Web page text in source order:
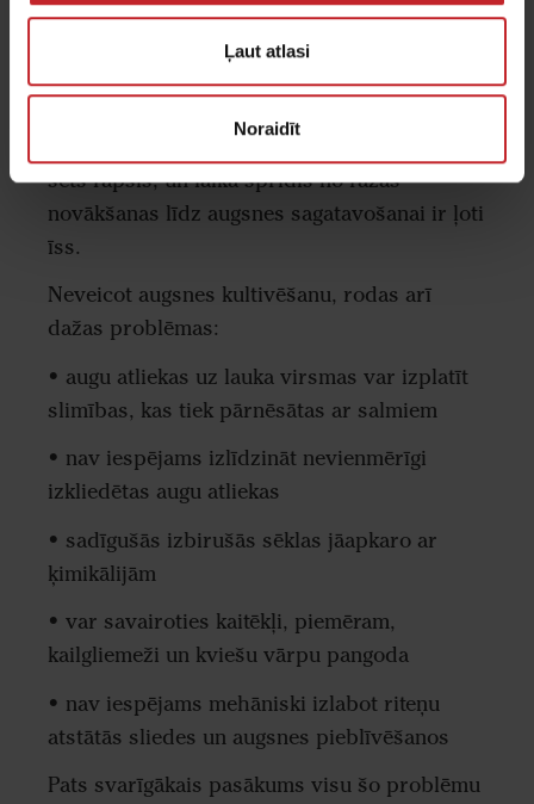
Ļaut atlasi
Noraidīt
Neveicot augsnes apstrādi, tiek ietaupīts
laiks un izmaksas uz hektāru. Tas, ka
nepieciešams patērēt mazāk laika, ir svarīgs
sēts rapsis, un laika sprīdis no ražas
novākšanas līdz augsnes sagatavošanai ir ļoti
īss.
Neveicot augsnes kultivēšanu, rodas arī
dažas problēmas:
• augu atliekas uz lauka virsmas var izplatīt
slimības, kas tiek pārnēsātas ar salmiem
• nav iespējams izlīdzināt nevienmērīgi
izkliedētas augu atliekas
• sadīgušās izbirušās sēklas jāapkaro ar
ķimikālijām
• var savairoties kaitēkļi, piemēram,
kailgliemeži un kviešu vārpu pangoda
• nav iespējams mehāniski izlabot riteņu
atstātās sliedes un augsnes pieblīvēšanos
Pats svarīgākais pasākums visu šo problēmu